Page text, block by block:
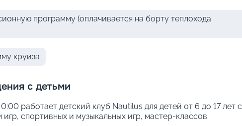
программу (оплачивается на борту теплохода
круиза
с детьми
работает детский клуб Nautilus для детей от 6 до 17 лет с
спортивных и музыкальных игр, мастер-классов.